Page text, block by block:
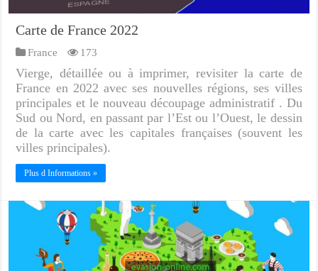
Carte de France 2022
France 173
Vierge, détaillée ou à imprimer, revisiter la carte de
France en 2022 avec ses nouvelles régions, ses villes
principales et le nouveau découpage administratif . Du
Sud ou Nord, en passant par l’Est ou l’Ouest, le dessin
de la carte avec les capitales françaises (souvent les
villes principales).
Plus d Informations »